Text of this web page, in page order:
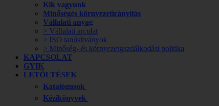
Kik vagyunk
Minőségés környezetirányítás
Vállalati anyag
> Vállalati arculat
> ISO tanúsítványok
> Minőség- és környezetgazdálkodási politika
KAPCSOLAT
GYIK
LETÖLTÉSEK
Katalógusok
Kézikönyvek